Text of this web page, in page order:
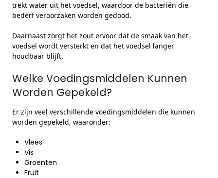
trekt water uit het voedsel, waardoor de bacteriën die
bederf veroorzaken worden gedood.
Daarnaast zorgt het zout ervoor dat de smaak van het
voedsel wordt versterkt en dat het voedsel langer
houdbaar blijft.
Welke Voedingsmiddelen Kunnen
Worden Gepekeld?
Er zijn veel verschillende voedingsmiddelen die kunnen
worden gepekeld, waaronder:
Vlees
Vis
Groenten
Fruit